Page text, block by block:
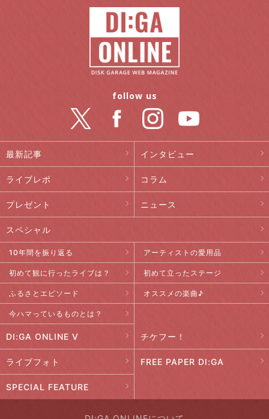
最新記事 インタビュー
ライブレポ コラム
プレゼント ニュース
スペシャル
10年間を振り返る アーティストの愛用品
初めて観に行ったライブは？ 初めて立ったステージ
ふるさとエピソード オススメの楽曲♪
今ハマっているものとは？
DI:GA ONLINE V チケフー！
ライブフォト FREE PAPER DI:GA
SPECIAL FEATURE
follow us